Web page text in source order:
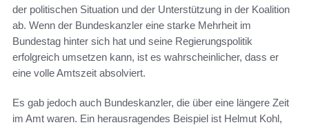
der politischen Situation und der Unterstützung in der Koalition
ab. Wenn der Bundeskanzler eine starke Mehrheit im
Bundestag hinter sich hat und seine Regierungspolitik
erfolgreich umsetzen kann, ist es wahrscheinlicher, dass er
eine volle Amtszeit absolviert.
Es gab jedoch auch Bundeskanzler, die über eine längere Zeit
im Amt waren. Ein herausragendes Beispiel ist Helmut Kohl,